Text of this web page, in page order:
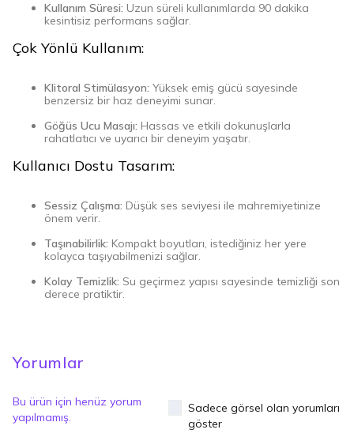
Kullanım Süresi: Uzun süreli kullanımlarda 90 dakika
kesintisiz performans sağlar.
Çok Yönlü Kullanım:
Klitoral Stimülasyon: Yüksek emiş gücü sayesinde
benzersiz bir haz deneyimi sunar.
Göğüs Ucu Masajı: Hassas ve etkili dokunuşlarla
rahatlatıcı ve uyarıcı bir deneyim yaşatır.
Kullanıcı Dostu Tasarım:
Sessiz Çalışma: Düşük ses seviyesi ile mahremiyetinize
önem verir.
Taşınabilirlik: Kompakt boyutları, istediğiniz her yere
kolayca taşıyabilmenizi sağlar.
Kolay Temizlik: Su geçirmez yapısı sayesinde temizliği son
derece pratiktir.
Yorumlar
Bu ürün için henüz yorum
yapılmamış.
Sadece görsel olan yorumları
göster